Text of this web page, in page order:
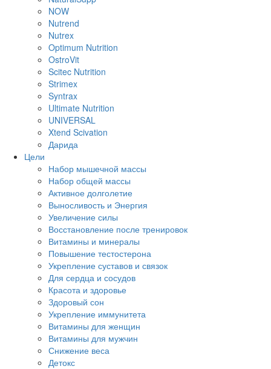
NOW
Nutrend
Nutrex
Optimum Nutrition
OstroVit
Scitec Nutrition
Strimex
Syntrax
Ultimate Nutrition
UNIVERSAL
Xtend Scivation
Дарида
Цели
Набор мышечной массы
Набор общей массы
Активное долголетие
Выносливость и Энергия
Увеличение силы
Восстановление после тренировок
Витамины и минералы
Повышение тестостерона
Укрепление суставов и связок
Для сердца и сосудов
Красота и здоровье
Здоровый сон
Укрепление иммунитета
Витамины для женщин
Витамины для мужчин
Снижение веса
Детокс